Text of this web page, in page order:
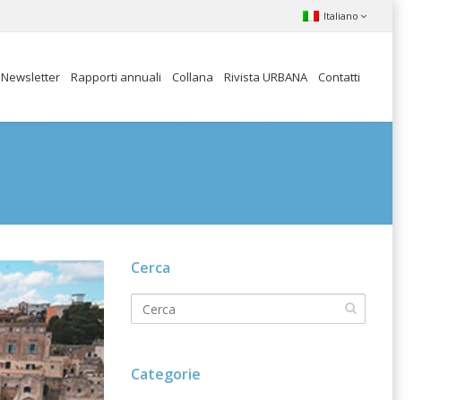
Italiano
Newsletter Rapporti annuali Collana Rivista URBANA Contatti
Cerca
Categorie